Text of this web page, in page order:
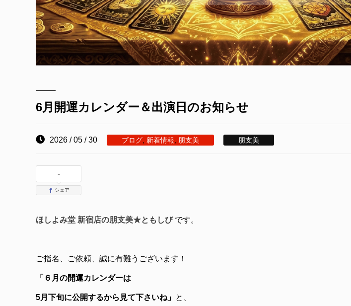
6月開運カレンダー＆出演日のお知らせ
2026 / 05 / 30 ブログ 新着情報 朋支美 朋支美
-
シェア
ほしよみ堂 新宿店の朋支美★ともしびです。
ご指名、ご依頼、誠に有難うございます！
「６月の開運カレンダーは
5月下旬に公開するから見て下さいね」 と、